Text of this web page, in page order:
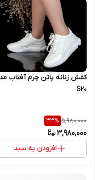
کفش زنانه پاتن چرم آفتاب
S20
5,980,000
33%
3,980,000
افزودن به سبد